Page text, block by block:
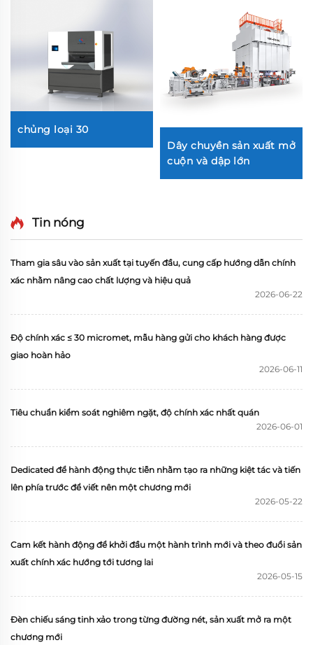
chủng loại 30
Dây chuyền sản xuất mở
cuộn và dập lớn
Tin nóng
Tham gia sâu vào sản xuất tại tuyến đầu, cung cấp hướng dẫn chính
xác nhằm nâng cao chất lượng và hiệu quả
2026-06-22
Độ chính xác ≤ 30 micromet, mẫu hàng gửi cho khách hàng được
giao hoàn hảo
2026-06-11
Tiêu chuẩn kiểm soát nghiêm ngặt, độ chính xác nhất quán
2026-06-01
Dedicated để hành động thực tiễn nhằm tạo ra những kiệt tác và tiến
lên phía trước để viết nên một chương mới
2026-05-22
Cam kết hành động để khởi đầu một hành trình mới và theo đuổi sản
xuất chính xác hướng tới tương lai
2026-05-15
Đèn chiếu sáng tinh xảo trong từng đường nét, sản xuất mở ra một
chương mới